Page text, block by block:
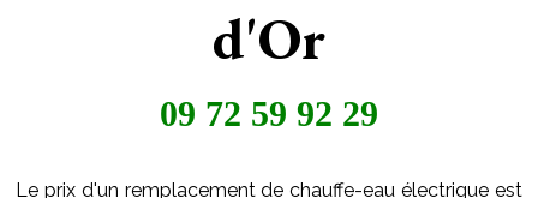
d'Or
09 72 59 92 29
Le prix d'un remplacement de chauffe-eau électrique est